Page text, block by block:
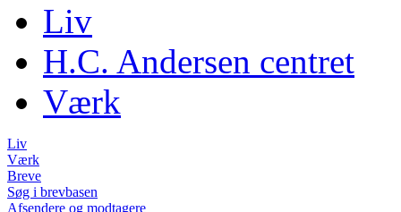
Liv
H.C. Andersen centret
Værk
Liv
Værk
Breve
Søg i brevbasen
Afsendere og modtagere